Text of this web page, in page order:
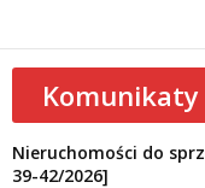
Komunikaty
Nieruchomości do
39-42/2026]